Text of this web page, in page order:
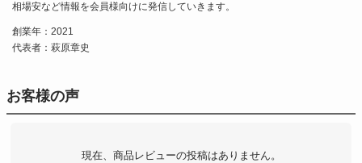
相場安など情報を会員様向けに発信していきます。
創業年：2021
代表者：萩原章史
お客様の声
現在、商品レビューの投稿はありません。